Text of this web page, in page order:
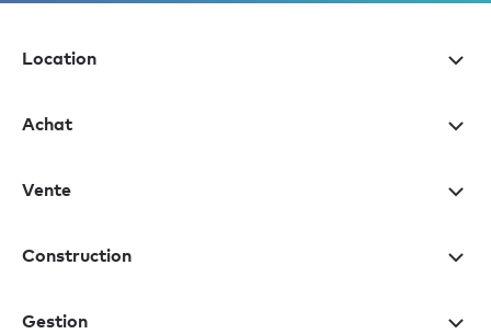
Location
Achat
Vente
Construction
Gestion